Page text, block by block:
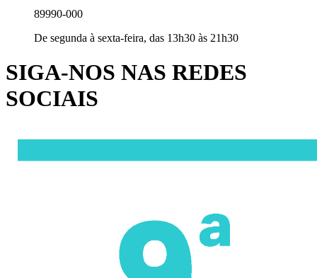
89990-000
De segunda à sexta-feira, das 13h30 às 21h30
SIGA-NOS NAS REDES
SOCIAIS